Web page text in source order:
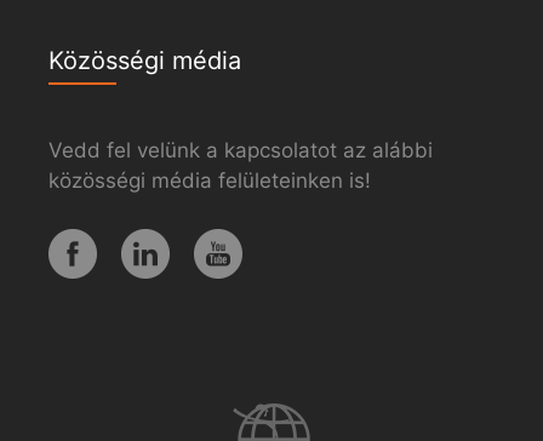
Közösségi média
Vedd fel velünk a kapcsolatot az alábbi
közösségi média felületeinken is!